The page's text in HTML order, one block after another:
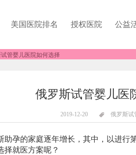
美国医院排名 授权医院 公益
管婴儿医院如何选择
俄罗斯试管婴儿医
2019-12-20 俄罗斯试
的家庭逐年增长，其中，以进行
择就医方案呢？